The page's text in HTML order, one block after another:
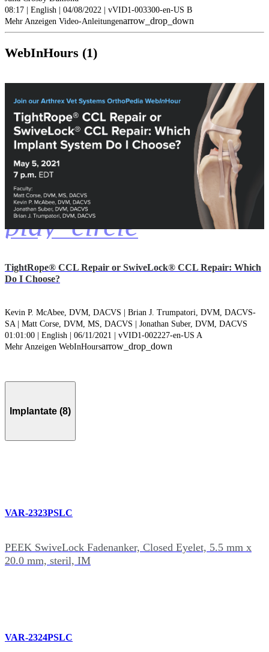
08:17 | English | 04/08/2022 | vVID1-003300-en-US B
Mehr Anzeigen Video-Anleitungenarrow_drop_down
WebInHours (1)
play_circle
TightRope® CCL Repair or SwiveLock® CCL Repair: Which
Do I Choose?
Kevin P. McAbee, DVM, DACVS | Brian J. Trumpatori, DVM, DACVS-
SA | Matt Corse, DVM, MS, DACVS | Jonathan Suber, DVM, DACVS
01:01:00 | English | 06/11/2021 | vVID1-002227-en-US A
Mehr Anzeigen WebInHoursarrow_drop_down
Implantate (8)
VAR-2323PSLC
PEEK SwiveLock Fadenanker, Closed Eyelet, 5.5 mm x
20.0 mm, steril, IM
VAR-2324PSLC